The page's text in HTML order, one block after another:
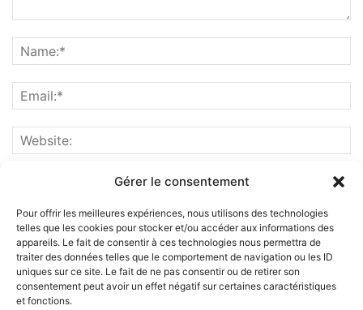
Gérer le consentement
Pour offrir les meilleures expériences, nous utilisons des technologies
telles que les cookies pour stocker et/ou accéder aux informations des
appareils. Le fait de consentir à ces technologies nous permettra de
traiter des données telles que le comportement de navigation ou les ID
uniques sur ce site. Le fait de ne pas consentir ou de retirer son
consentement peut avoir un effet négatif sur certaines caractéristiques
et fonctions.